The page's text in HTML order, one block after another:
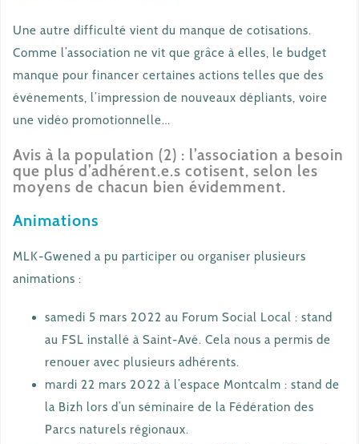
Une autre difficulté vient du manque de cotisations.
Comme l’association ne vit que grâce à elles, le budget
manque pour financer certaines actions telles que des
événements, l’impression de nouveaux dépliants, voire
une vidéo promotionnelle…
Avis à la population (2) : l’association a besoin
que plus d’adhérent.e.s cotisent, selon les
moyens de chacun bien évidemment.
Animations
MLK-Gwened a pu participer ou organiser plusieurs
animations :
samedi 5 mars 2022 au Forum Social Local : stand
au FSL installé à Saint-Avé. Cela nous a permis de
renouer avec plusieurs adhérents.
mardi 22 mars 2022 à l’espace Montcalm : stand de
la Bizh lors d’un séminaire de la Fédération des
Parcs naturels régionaux.